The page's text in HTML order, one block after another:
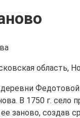
область,
В 1750 г.
заново, создав